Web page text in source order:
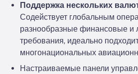
Поддержка нескольких
Содействует глобальным
разнообразные финансовые и
требования, идеально
многонациональных
Настраиваемые панели